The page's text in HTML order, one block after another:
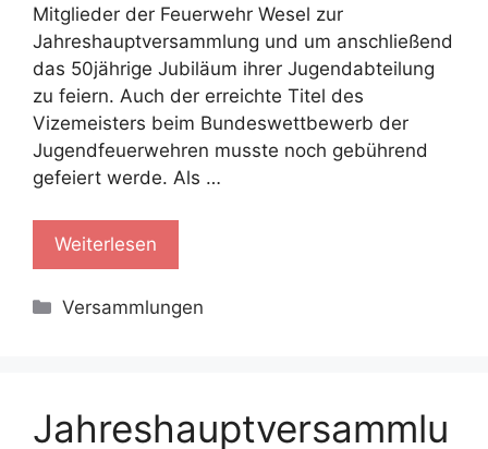
Mitglieder der Feuerwehr Wesel zur
Jahreshauptversammlung und um anschließend
das 50jährige Jubiläum ihrer Jugendabteilung
zu feiern. Auch der erreichte Titel des
Vizemeisters beim Bundeswettbewerb der
Jugendfeuerwehren musste noch gebührend
gefeiert werde. Als …
Weiterlesen
Kategorien
Versammlungen
Jahreshauptversammlu